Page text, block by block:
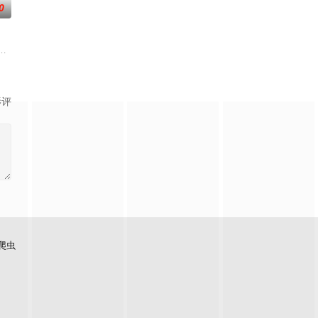
重塑造了缉毒警
被嘲为“无胜利队”的业余球队。当一群问题少年
国库银两，身陷囹圄在即，叶庭急召其子叶护相见。叶护心知父亲蒙冤，却
评
虫